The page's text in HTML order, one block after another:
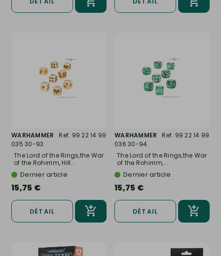
WARHAMMER
Ref. 99 22 14 99
035 30-93
The Lord of the Rings,the War
of the Rohirrim, Hill...
Dernier article
15,75 €
DÉTAIL
WARHAMMER
Ref. 99 22 14 99
036 30-94
The Lord of the Rings,the War
of the Rohirrim,...
Dernier article
15,75 €
DÉTAIL